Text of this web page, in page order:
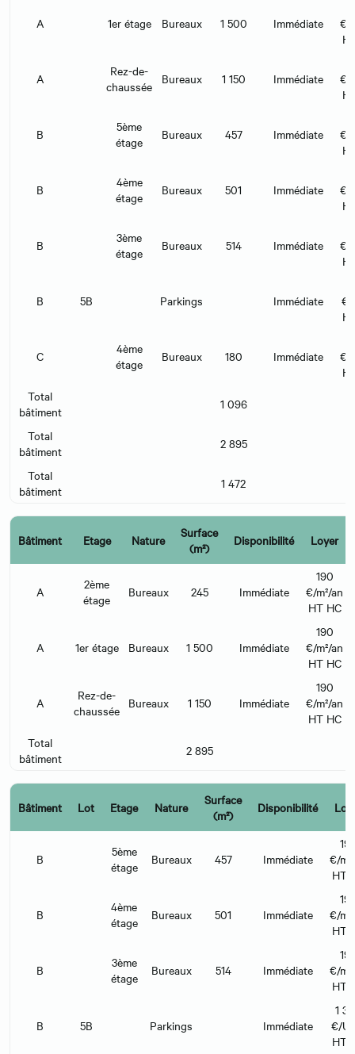
A 1er étage Bureaux 1 500 Immédiate
€/
A
Rez-de-
chaussée
Bureaux 1 150 Immédiate
€/
B
5ème
étage
Bureaux 457 Immédiate
€/
B
4ème
étage
Bureaux 501 Immédiate
€/
B
3ème
étage
Bureaux 514 Immédiate
€/
B 5B Parkings Immédiate
€/
C
4ème
étage
Bureaux 180 Immédiate
€/
Total
bâtiment
1 096
Total
bâtiment
2 895
Total
bâtiment
1 472
Bâtiment Etage Nature
Surface
(m²)
Disponibilité Loyer
A
2ème
étage
Bureaux 245 Immédiate
190
€/m²/an
HT HC
A 1er étage Bureaux 1 500 Immédiate
190
€/m²/an
HT HC
A
Rez-de-
chaussée Bureaux 1 150 Immédiate
190
€/m²/an
HT HC
Total
bâtiment
2 895
Bâtiment Lot Etage Nature
Surface
(m²)
Disponibilité
B
5ème
étage
Bureaux 457 Immédiate
€/
HT
B
4ème
étage
Bureaux 501 Immédiate
€/
HT
B
3ème
étage
Bureaux 514 Immédiate
€/
HT
B 5B Parkings Immédiate
1
€/
HT